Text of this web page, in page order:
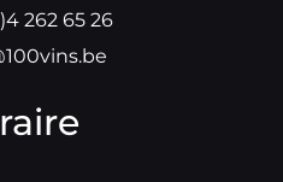
262 65 26